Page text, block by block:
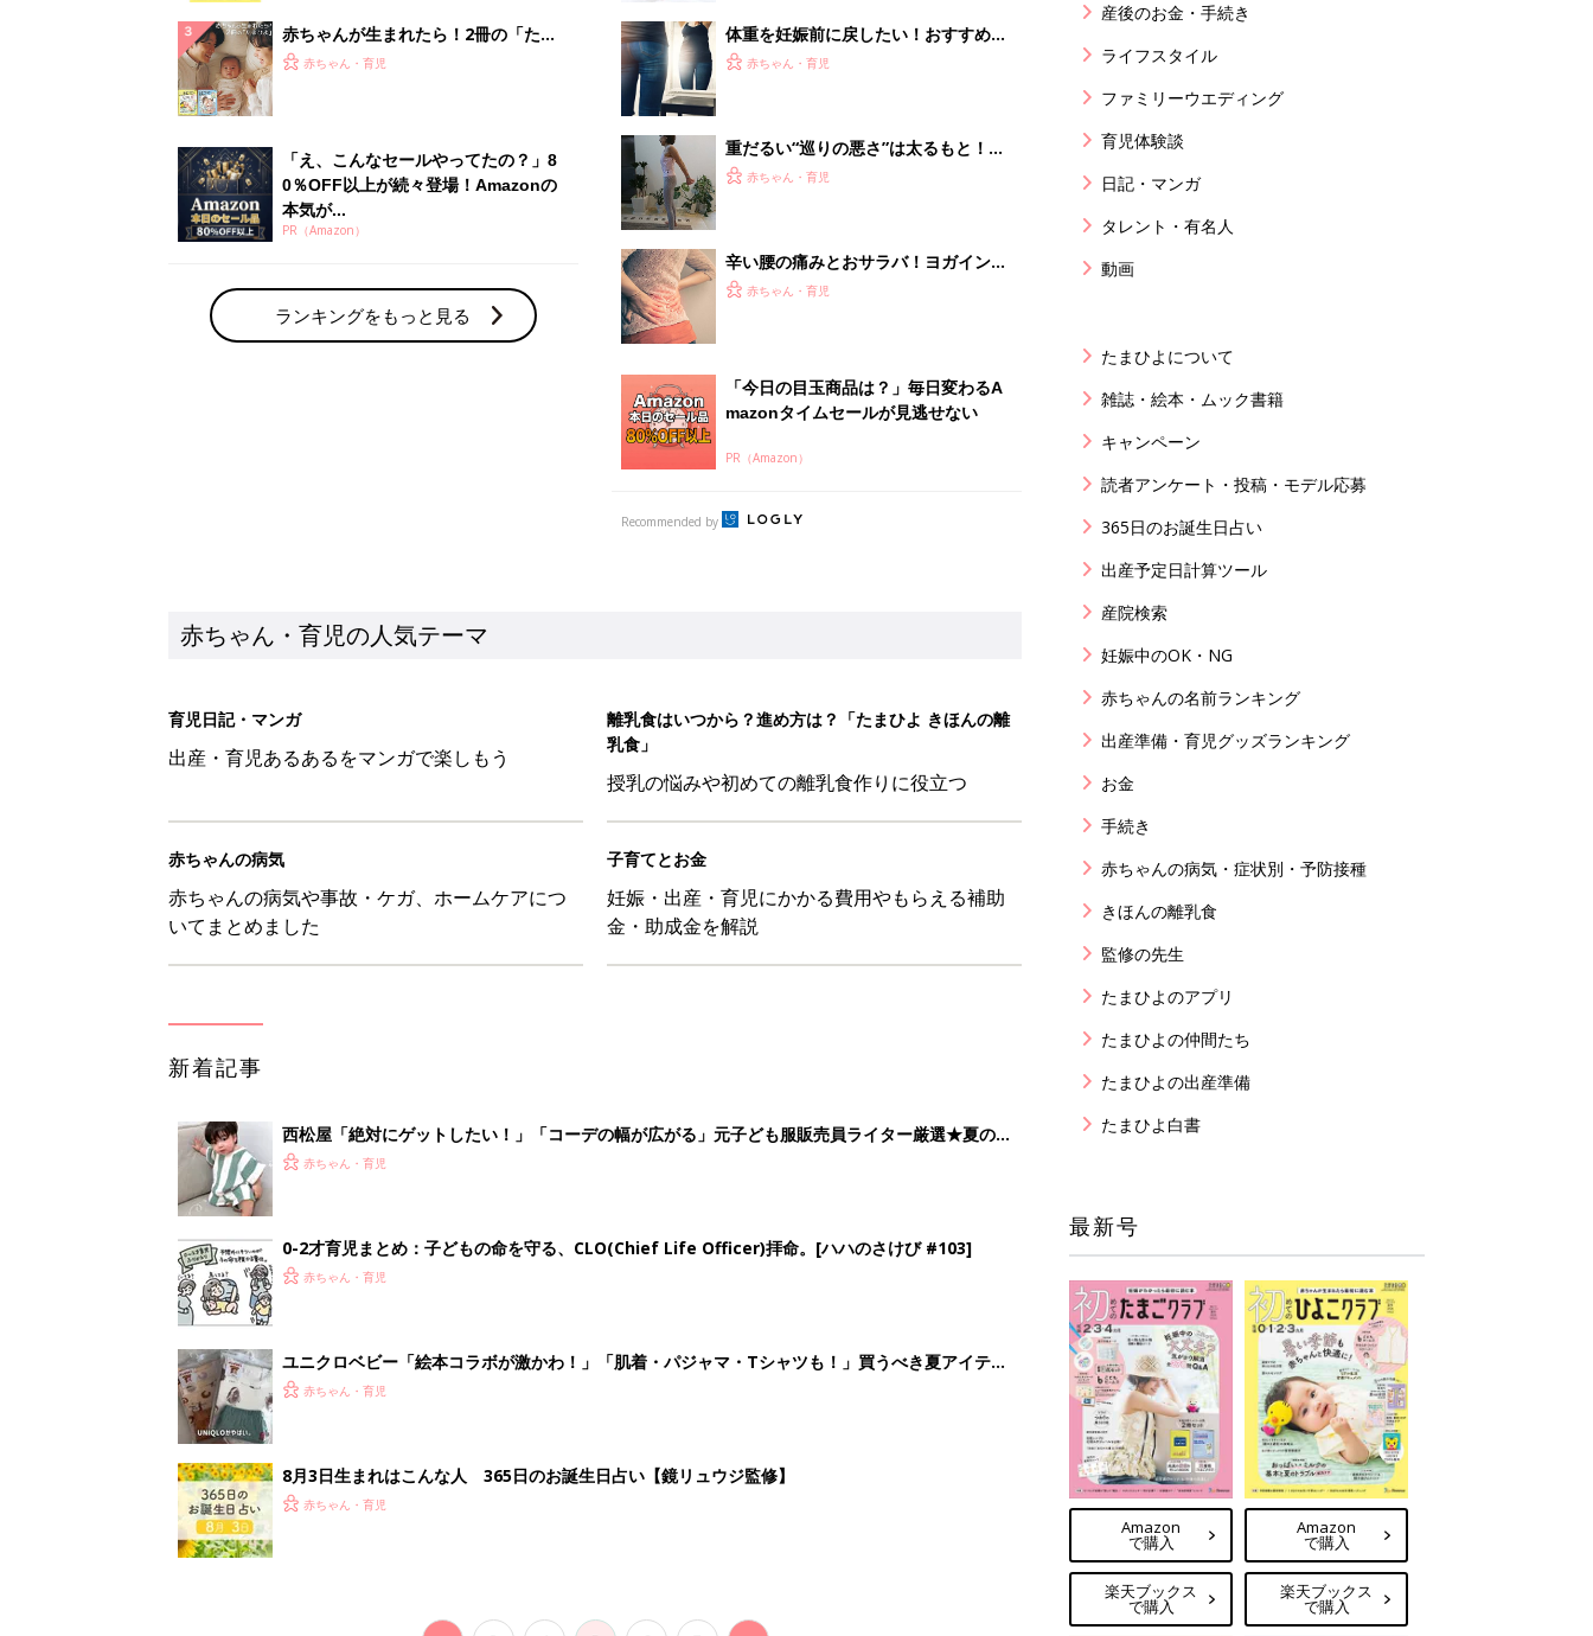
赤ちゃんが生まれたら！2冊の「たま
ひよ」
赤ちゃん・育児
「え、こんなセールやってたの？」8
0％OFF以上が続々登場！Amazonの
本気が...
PR（Amazon）
ランキングをもっと見る
体重を妊娠前に戻したい！おすすめの
産後ヨガ
赤ちゃん・育児
重だるい“巡りの悪さ”は太るもと！？
専門家に聞くマネするだけで効果ある
赤ちゃん・育児
辛い腰の痛みとおサラバ！ヨガインス
トラクターが教える腰痛に効果的なポ
赤ちゃん・育児
「今日の目玉商品は？」毎日変わるA
mazonタイムセールが見逃せない
PR（Amazon）
Recommended by
赤ちゃん・育児の人気テーマ
育児日記・マンガ
出産・育児あるあるをマンガで楽しもう
離乳食はいつから？進め方は？「たまひよ きほんの離
乳食」
授乳の悩みや初めての離乳食作りに役立つ
赤ちゃんの病気
赤ちゃんの病気や事故・ケガ、ホームケアにつ
いてまとめました
子育てとお金
妊娠・出産・育児にかかる費用やもらえる補助
金・助成金を解説
新着記事
西松屋「絶対にゲットしたい！」「コーデの幅が広がる」元子ども服販売員ライター厳選★夏のバ
ズりアイテム5選
赤ちゃん・育児
0-2才育児まとめ：子どもの命を守る、CLO(Chief Life Officer)拝命。[ハハのさけび #103]
赤ちゃん・育児
ユニクロベビー「絵本コラボが激かわ！」「肌着・パジャマ・Tシャツも！」買うべき夏アイテム
5選赤ちゃん・育児
8月3日生まれはこんな人 365日のお誕生日占い【鏡リュウジ監修】
赤ちゃん・育児
産後のお金・手続き
ライフスタイル
ファミリーウエディング
育児体験談
日記・マンガ
タレント・有名人
動画
たまひよについて
雑誌・絵本・ムック書籍
キャンペーン
読者アンケート・投稿・モデル応募
365日のお誕生日占い
出産予定日計算ツール
産院検索
妊娠中のOK・NG
赤ちゃんの名前ランキング
出産準備・育児グッズランキング
お金
手続き
赤ちゃんの病気・症状別・予防接種
きほんの離乳食
監修の先生
たまひよのアプリ
たまひよの仲間たち
たまひよの出産準備
たまひよ白書
最新号
Amazon
で購入
楽天ブックス
で購入
Amazon
で購入
楽天ブックス
で購入